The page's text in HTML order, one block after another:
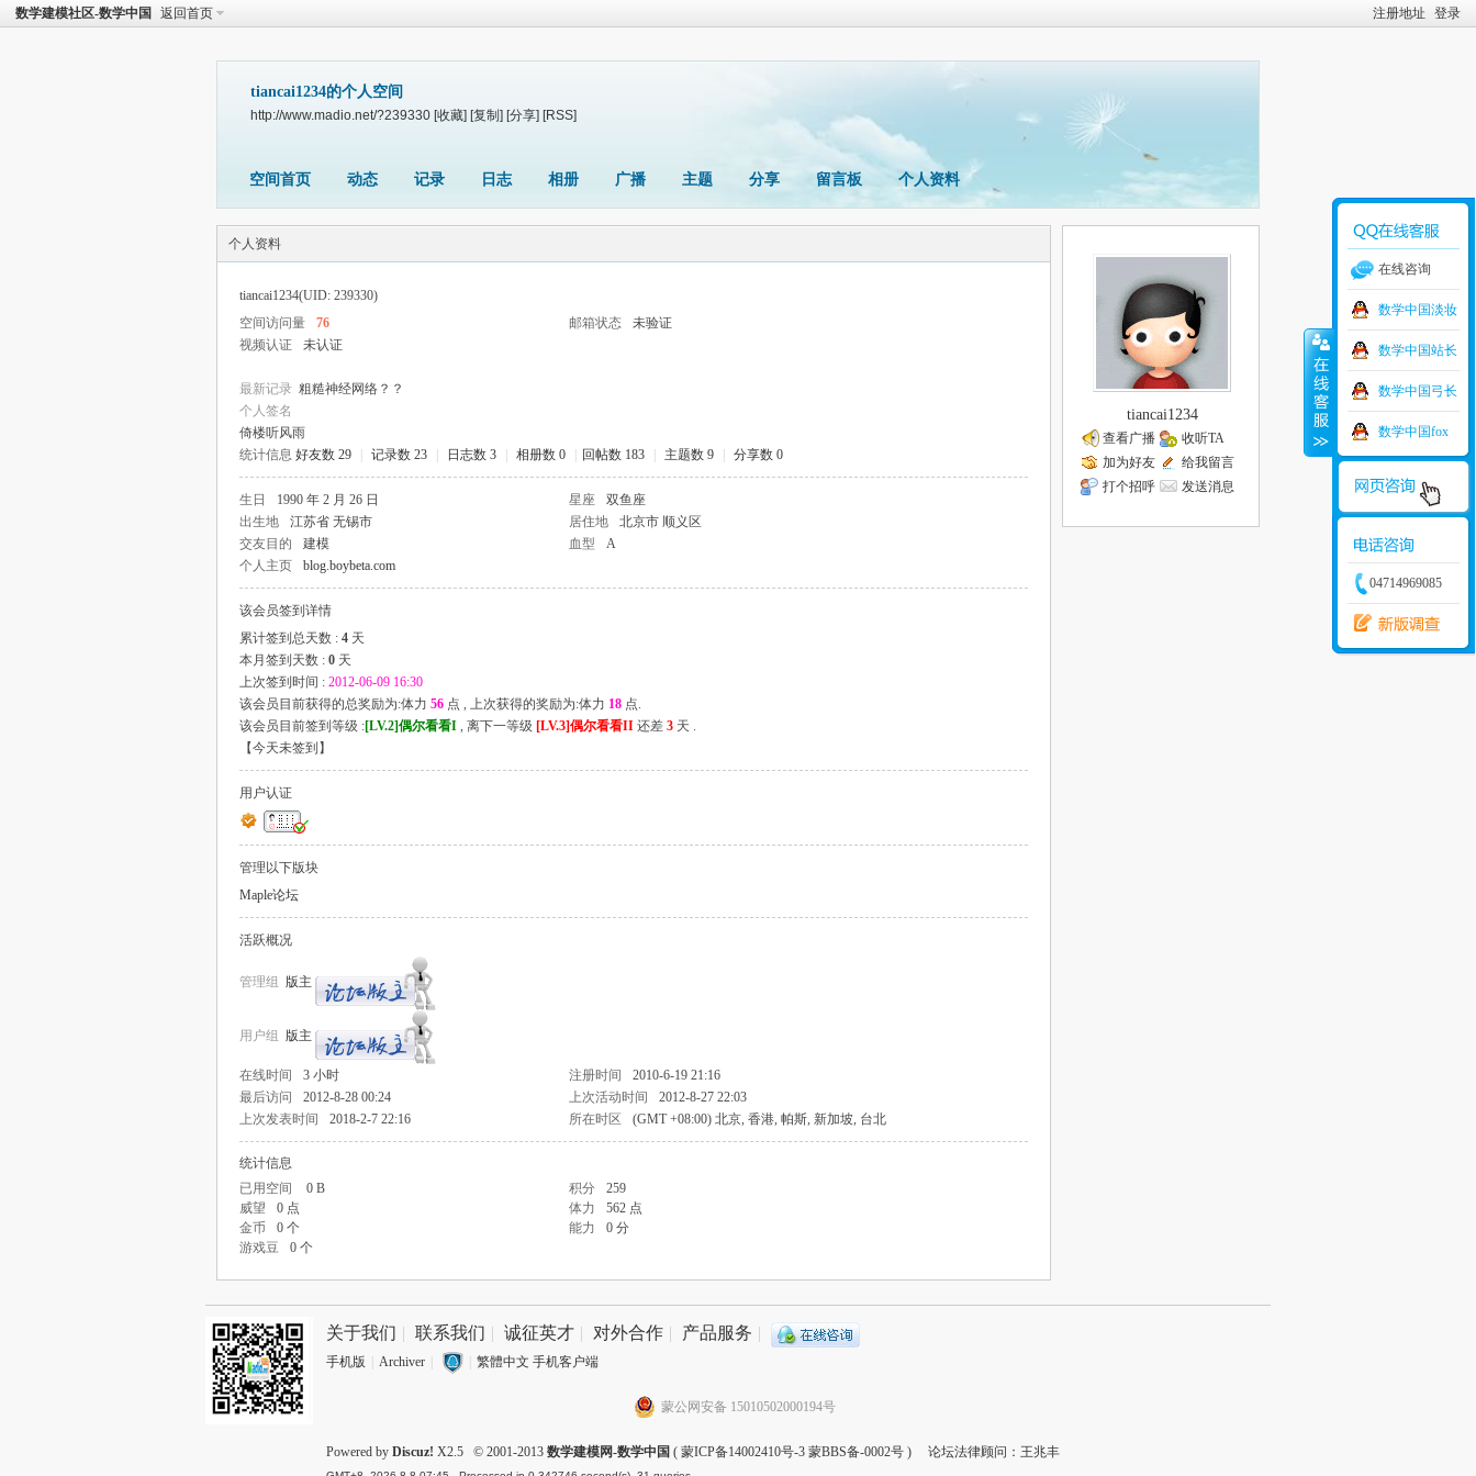
注册地址 登录
数学建模社区-数学中国 返回首页
tiancai1234的个人空间
http://www.madio.net/?239330 [收藏] [复制] [分享] [RSS]
空间首页 动态 记录 日志 相册 广播 主题 分享 留言板 个人资料
个人资料
tiancai1234(UID: 239330)
空间访问量
76 邮箱状态
未验证
视频认证
未认证
最新记录 粗糙神经网络？？
个人签名
倚楼听风雨
统计信息 好友数 29 记录数 23 日志数 3 相册数 0 回帖数 183 主题数 9 分享数 0
生日 1990 年 2 月 26 日 星座
双鱼座
出生地
江苏省 无锡市 居住地
北京市 顺义区
交友目的
建模 血型
A
个人主页
blog.boybeta.com
该会员签到详情
累计签到总天数 : 4 天
本月签到天数 : 0 天
上次签到时间 : 2012-06-09 16:30
该会员目前获得的总奖励为:体力 56 点 , 上次获得的奖励为:体力 18 点.
该会员目前签到等级 :[LV.2]偶尔看看I , 离下一等级 [LV.3]偶尔看看II 还差 3 天 .
【今天未签到 】
用户认证
管理以下版块
Maple论坛
活跃概况
管理组 版主
用户组 版主
在线时间 3 小时 注册时间
2010-6-19 21:16
最后访问
2012-8-28 00:24 上次活动时间
2012-8-27 22:03
上次发表时间
2018-2-7 22:16 所在时区 (GMT +08:00) 北京, 香港, 帕斯, 新加坡, 台北
统计信息
已用空间
0 B 积分
259
威望
0 点 体力
562 点
金币
0 个 能力
0 分
游戏豆
0 个
tiancai1234
查看广播
收听TA
加为好友
给我留言
打个招呼
发送消息
在线咨询
数学中国淡妆
数学中国站长
数学中国弓长
数学中国fox
04714969085
关于我们 | 联系我们 | 诚征英才 | 对外合作 | 产品服务 |
手机版 Archiver 繁體中文 手机客户端
蒙公网安备 15010502000194号
Powered by Discuz! X2.5 © 2001-2013 数学建模网-数学中国 ( 蒙ICP备14002410号-3 蒙BBS备-0002号 ) 论坛法律顾问：王兆丰